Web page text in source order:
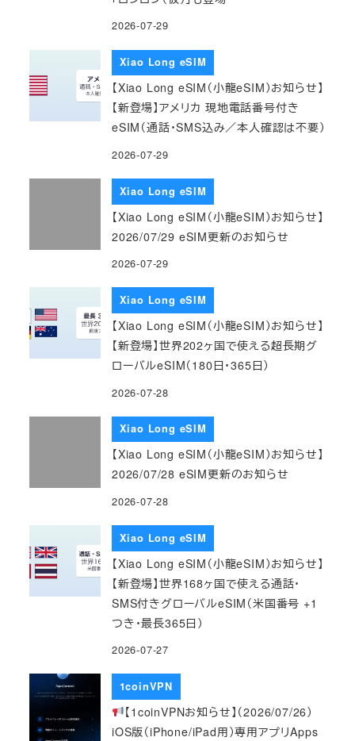
2026-07-29
Xiao Long eSIM
【Xiao Long eSIM（小龍eSIM）お知らせ】
【新登場】アメリカ 現地電話番号付き
eSIM（通話・SMS込み／本人確認は不要）
2026-07-29
Xiao Long eSIM
【Xiao Long eSIM（小龍eSIM）お知らせ】
2026/07/29 eSIM更新のお知らせ
2026-07-29
Xiao Long eSIM
【Xiao Long eSIM（小龍eSIM）お知らせ】
【新登場】世界202ヶ国で使える超長期グ
ローバルeSIM（180日・365日）
2026-07-28
Xiao Long eSIM
【Xiao Long eSIM（小龍eSIM）お知らせ】
2026/07/28 eSIM更新のお知らせ
2026-07-28
Xiao Long eSIM
【Xiao Long eSIM（小龍eSIM）お知らせ】
【新登場】世界168ヶ国で使える通話・
SMS付きグローバルeSIM（米国番号 +1
つき・最長365日）
2026-07-27
1coinVPN
【1coinVPNお知らせ】（2026/07/26）
iOS版（iPhone/iPad用）専用アプリApps